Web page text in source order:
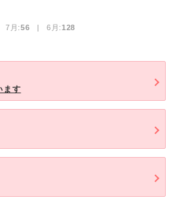
7月:56 | 6月:128
ます